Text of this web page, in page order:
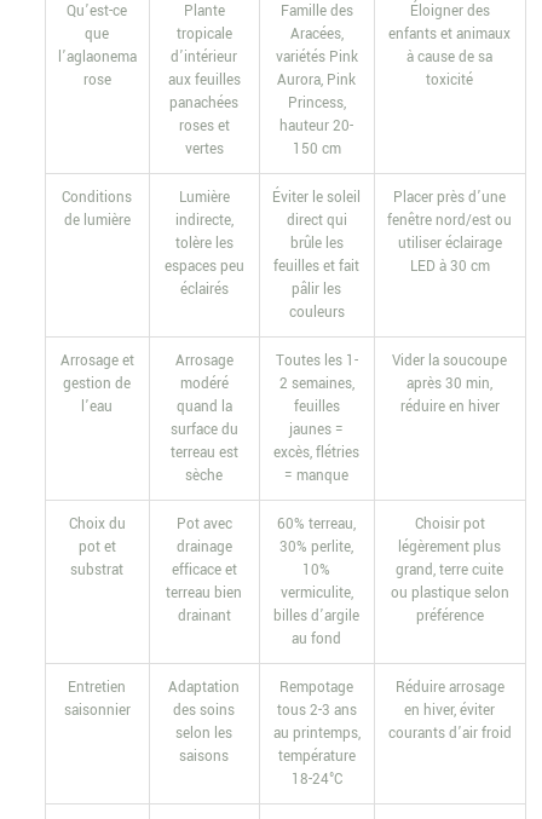
Qu’est-ce
que
l’aglaonema
rose
Plante
tropicale
d’intérieur
aux feuilles
panachées
roses et
vertes
Famille des
Aracées,
variétés Pink
Aurora, Pink
Princess,
hauteur 20-
150 cm
Éloigner des
enfants et animaux
à cause de sa
toxicité
Conditions
de lumière
Lumière
indirecte,
tolère les
espaces peu
éclairés
Éviter le soleil
direct qui
brûle les
feuilles et fait
pâlir les
couleurs
Placer près d’une
fenêtre nord/est ou
utiliser éclairage
LED à 30 cm
Arrosage et
gestion de
l’eau
Arrosage
modéré
quand la
surface du
terreau est
sèche
Toutes les 1-
2 semaines,
feuilles
jaunes =
excès, flétries
= manque
Vider la soucoupe
après 30 min,
réduire en hiver
Choix du
pot et
substrat
Pot avec
drainage
efficace et
terreau bien
drainant
60% terreau,
30% perlite,
10%
vermiculite,
billes d’argile
au fond
Choisir pot
légèrement plus
grand, terre cuite
ou plastique selon
préférence
Entretien
saisonnier
Adaptation
des soins
selon les
saisons
Rempotage
tous 2-3 ans
au printemps,
température
18-24°C
Réduire arrosage
en hiver, éviter
courants d’air froid